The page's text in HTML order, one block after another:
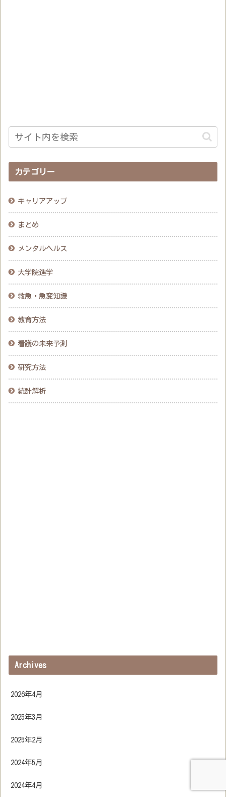
カテゴリー
キャリアアップ
まとめ
メンタルヘルス
大学院進学
救急・急変知識
教育方法
看護の未来予測
研究方法
統計解析
Archives
2026年4月
2025年3月
2025年2月
2024年5月
2024年4月